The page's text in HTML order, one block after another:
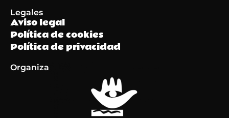
Legales
Aviso legal
Política de cookies
Política de privacidad
Organiza